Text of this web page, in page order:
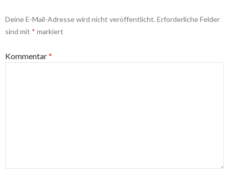
Deine E-Mail-Adresse wird nicht veröffentlicht. Erforderliche Felder
sind mit * markiert
Kommentar*